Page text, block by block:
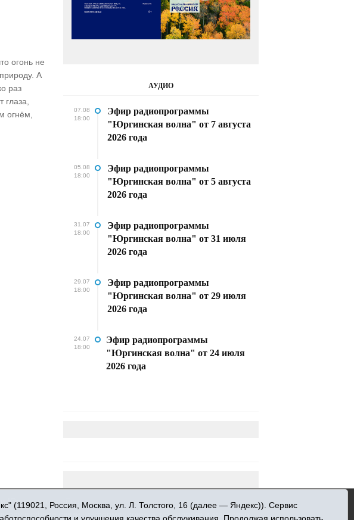
огонь не
А
раз
огнём,
АУДИО
07.08
18:00
Эфир радиопрограммы
"Юргинская волна" от 7 августа
2026 года
05.08
18:00
Эфир радиопрограммы
"Юргинская волна" от 5 августа
2026 года
31.07
18:00
Эфир радиопрограммы
"Юргинская волна" от 31 июля
2026 года
29.07
18:00
Эфир радиопрограммы
"Юргинская волна" от 29 июля
2026 года
24.07
18:00
Эфир радиопрограммы
"Юргинская волна" от 24 июля
2026 года
Юргинского района»
в сфере связи, информационных технологий и массовых
(119021, Россия, Москва, ул. Л. Толстого, 16 (далее — Яндекс)). Сервис